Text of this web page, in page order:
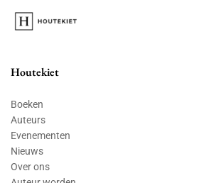
Houtekiet
Boeken
Auteurs
Evenementen
Nieuws
Over ons